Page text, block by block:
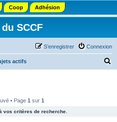
Coop Adhésion
SCCF
Connexion
S’enregistrer
actifs
• Page 1 sur 1
vos critères de recherche.